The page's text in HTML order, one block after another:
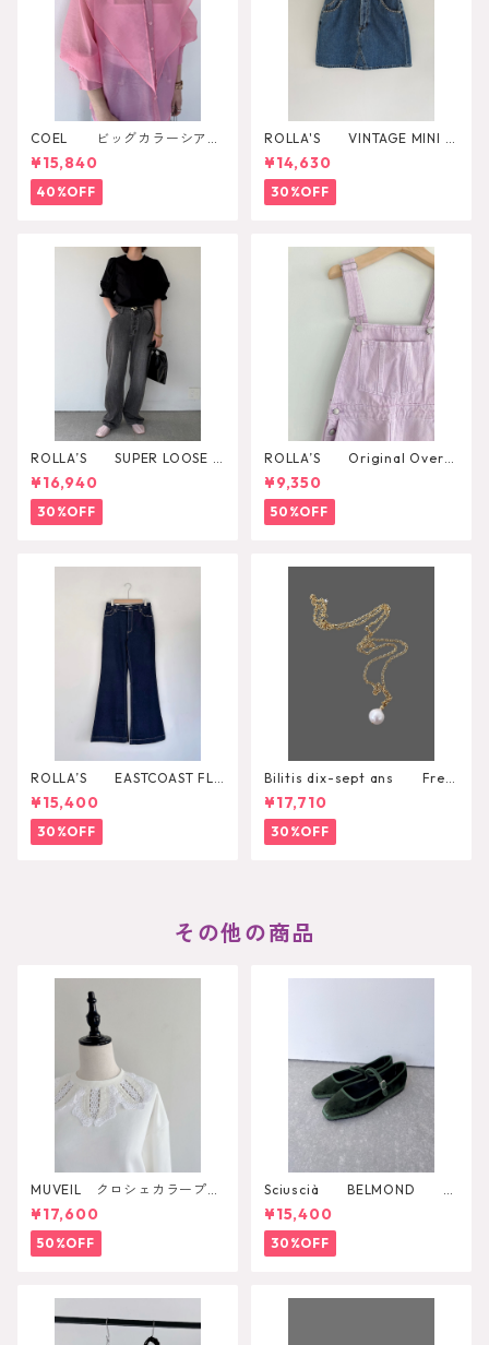
COEL ビッグカラーシアー
シャツ
¥15,840
40%OFF
ROLLA'S VINTAGE MINI D
AZZLER
¥14,630
30%OFF
ROLLA’S SUPER LOOSE B
LACK STONE
¥16,940
30%OFF
ROLLA’S Original Overal
l¥9,350
50%OFF
ROLLA’S EASTCOAST FLA
RE AVA
¥15,400
30%OFF
Bilitis dix-sept ans Fres
h Pearl Pendant
¥17,710
30%OFF
その他の商品
MUVEIL クロシェカラープル
オーバー
¥17,600
50%OFF
Sciuscià BELMOND
（PINE）
¥15,400
30%OFF